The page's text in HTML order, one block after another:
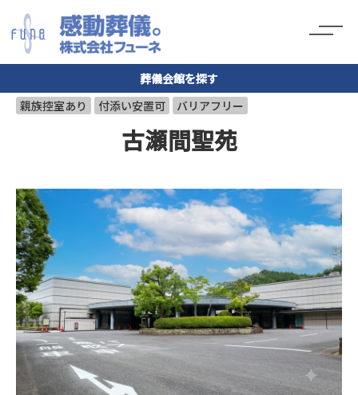
葬儀会館を探す
親族控室あり
付添い安置可 バリアフリー
古瀬間聖苑